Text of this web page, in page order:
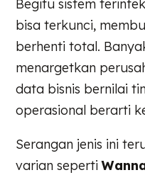
Begitu sistem
bisa terkunci,
berhenti total.
menargetkan
data bisnis bernilai
operasional berarti
Serangan jenis ini
varian seperti